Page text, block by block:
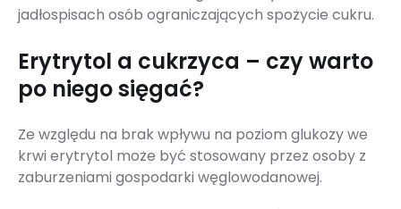
jadłospisach osób ograniczających spożycie cukru.
Erytrytol a cukrzyca – czy warto
po niego sięgać?
Ze względu na brak wpływu na poziom glukozy we
krwi erytrytol może być stosowany przez osoby z
zaburzeniami gospodarki węglowodanowej.